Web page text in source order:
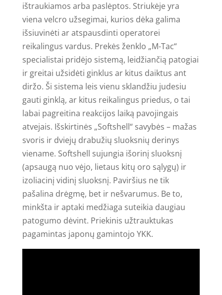
ištraukiamos arba paslėptos. Striukėje yra
viena velcro užsegimai, kurios dėka galima
išsiuvinėti ar atspausdinti operatorei
reikalingus vardus. Prekės ženklo „M-Tac“
specialistai pridėjo sistemą, leidžiančią patogiai
ir greitai užsidėti ginklus ar kitus daiktus ant
diržo. Ši sistema leis vienu sklandžiu judesiu
gauti ginklą, ar kitus reikalingus priedus, o tai
labai pagreitina reakcijos laiką pavojingais
atvejais. Išskirtinės „Softshell“ savybės – mažas
svoris ir dviejų drabužių sluoksnių derinys
viename. Softshell sujungia išorinį sluoksnį
(apsaugą nuo vėjo, lietaus kitų oro sąlygų) ir
izoliacinį vidinį sluoksnį. Paviršius ne tik
pašalina drėgmę, bet ir nešvarumus. Be to,
minkšta ir aptaki medžiaga suteikia daugiau
patogumo dėvint. Priekinis užtrauktukas
pagamintas japonų gamintojo YKK.